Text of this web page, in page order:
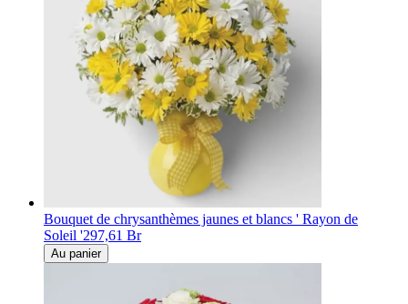
Bouquet de chrysanthèmes jaunes et blancs ' Rayon de
Soleil '297,61 Br
Au panier